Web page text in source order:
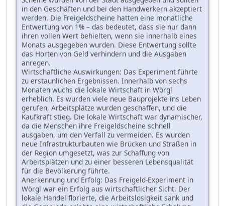
in den Geschäften und bei den Handwerkern akzeptiert
werden. Die Freigeldscheine hatten eine monatliche
Entwertung von 1% – das bedeutet, dass sie nur dann
ihren vollen Wert behielten, wenn sie innerhalb eines
Monats ausgegeben wurden. Diese Entwertung sollte
das Horten von Geld verhindern und die Ausgaben
anregen.
Wirtschaftliche Auswirkungen: Das Experiment führte
zu erstaunlichen Ergebnissen. Innerhalb von sechs
Monaten wuchs die lokale Wirtschaft in Wörgl
erheblich. Es wurden viele neue Bauprojekte ins Leben
gerufen, Arbeitsplätze wurden geschaffen, und die
Kaufkraft stieg. Die lokale Wirtschaft war dynamischer,
da die Menschen ihre Freigeldscheine schnell
ausgaben, um den Verfall zu vermeiden. Es wurden
neue Infrastrukturbauten wie Brücken und Straßen in
der Region umgesetzt, was zur Schaffung von
Arbeitsplätzen und zu einer besseren Lebensqualität
für die Bevölkerung führte.
Anerkennung und Erfolg: Das Freigeld-Experiment in
Wörgl war ein Erfolg aus wirtschaftlicher Sicht. Der
lokale Handel florierte, die Arbeitslosigkeit sank und